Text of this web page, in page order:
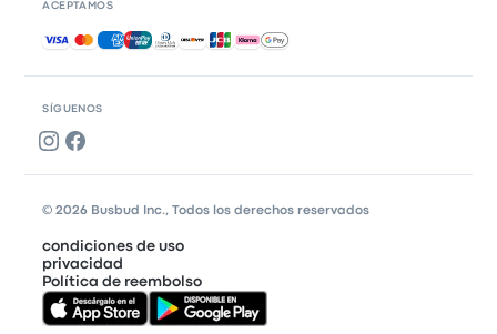
SÍGUENOS
ACEPTAMOS
Pagos aceptados
© 2026 Busbud Inc., Todos los derechos reservados
condiciones de uso
privacidad
Política de reembolso